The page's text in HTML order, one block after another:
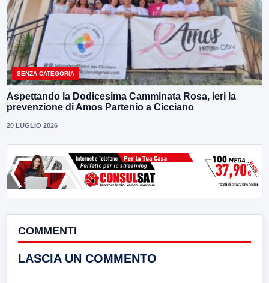
SENZA CATEGORIA
Aspettando la Dodicesima Camminata Rosa, ieri la
prevenzione di Amos Partenio a Cicciano
20 LUGLIO 2026
COMMENTI
LASCIA UN COMMENTO